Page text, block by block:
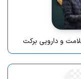
و دارویی برکت